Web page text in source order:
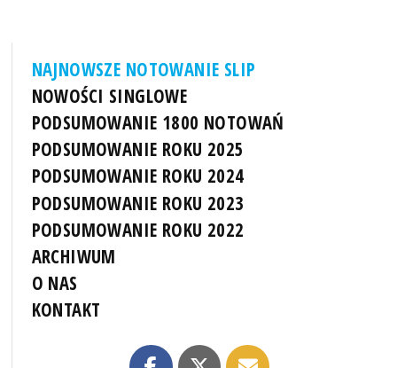
NAJNOWSZE NOTOWANIE SLIP
NOWOŚCI SINGLOWE
PODSUMOWANIE 1800 NOTOWAŃ
PODSUMOWANIE ROKU 2025
PODSUMOWANIE ROKU 2024
PODSUMOWANIE ROKU 2023
PODSUMOWANIE ROKU 2022
ARCHIWUM
O NAS
KONTAKT